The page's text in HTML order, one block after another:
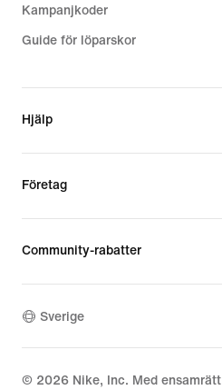
Kampanjkoder
Guide för löparskor
Hjälp
Företag
Community-rabatter
Sverige
© 2026 Nike, Inc. Med ensamrätt